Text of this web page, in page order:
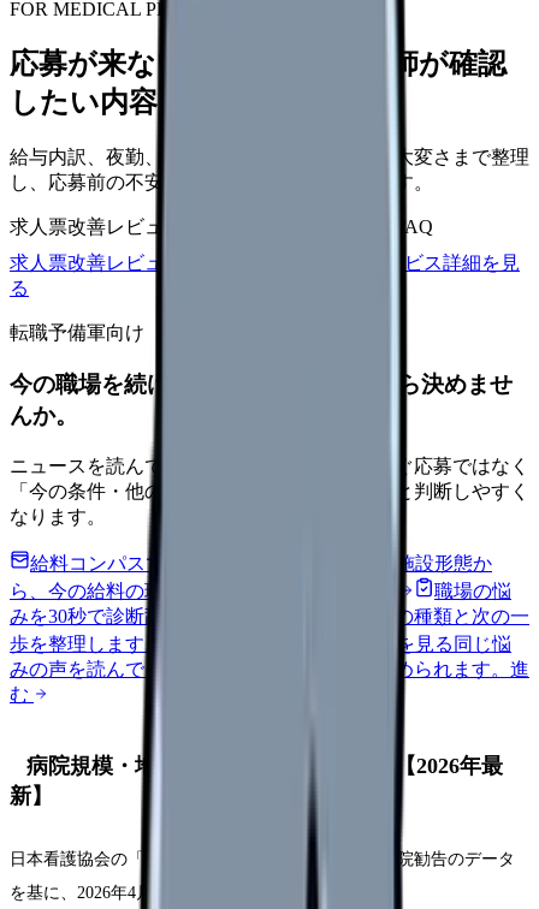
FOR MEDICAL PROVIDERS
応募が来ない求人票を、看護師が確認
したい内容に直せます
給与内訳、夜勤、休日、教育、職場の正直な大変さまで整理
し、応募前の不安を減らす求人票へ改善します。
求人票改善レビュー
応募前FAQ
求人票改善レビューの見積もりを依頼
サービス詳細を見
る
転職予備軍向け
今の職場を続けるか、条件を比べてから決めませ
んか。
ニュースを読んで不安が強くなった時は、すぐ応募ではなく
「今の条件・他の選択肢・相談先」を分けると判断しやすく
なります。
給料コンパスで比較する
地域・経験年数・施設形態か
ら、今の給料の現在地を確認できます。
職場の悩
みを30秒で診断辞めるべきか迷う前に、悩みの種類と次の一
歩を整理します。
匿名掲示板で本音を見る 同じ悩
みの声を読んで、今の職場だけの問題か確かめられます。 進
む
病院規模・地域別の看護師給与データ【2026年最
新】
日本看護協会の「2025年病院看護実態調査」と人事院勧告のデータ
を基に、2026年4月時点の看護師給与を整理します。